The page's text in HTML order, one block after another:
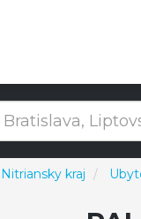
Nitriansky kraj